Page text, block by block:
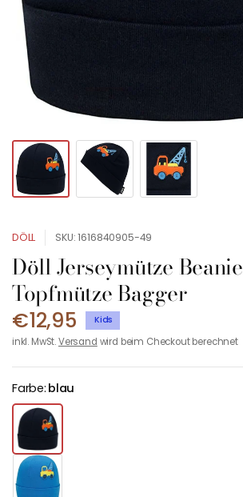
DÖLL SKU: 1616840905-49
Döll Jerseymütze Beanie
Topfmütze Bagger
€12,95 Kids
inkl. MwSt.Versand wird beim Checkout berechnet
Farbe: blau